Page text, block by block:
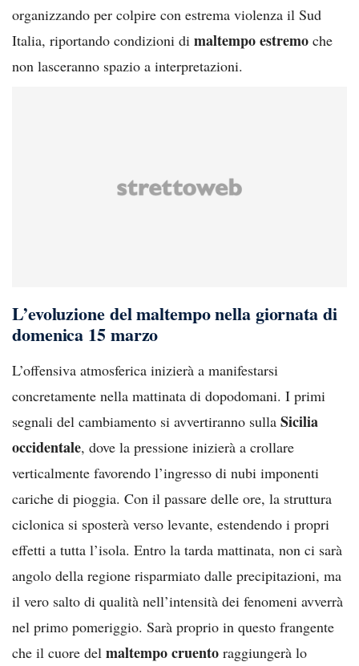
organizzando per colpire con estrema violenza il Sud
Italia, riportando condizioni di maltempo estremo che
non lasceranno spazio a interpretazioni.
L’evoluzione del maltempo nella giornata di
domenica 15 marzo
L’offensiva atmosferica inizierà a manifestarsi
concretamente nella mattinata di dopodomani. I primi
segnali del cambiamento si avvertiranno sulla Sicilia
occidentale, dove la pressione inizierà a crollare
verticalmente favorendo l’ingresso di nubi imponenti
cariche di pioggia. Con il passare delle ore, la struttura
ciclonica si sposterà verso levante, estendendo i propri
effetti a tutta l’isola. Entro la tarda mattinata, non ci sarà
angolo della regione risparmiato dalle precipitazioni, ma
il vero salto di qualità nell’intensità dei fenomeni avverrà
nel primo pomeriggio. Sarà proprio in questo frangente
che il cuore del maltempo cruento raggiungerà lo